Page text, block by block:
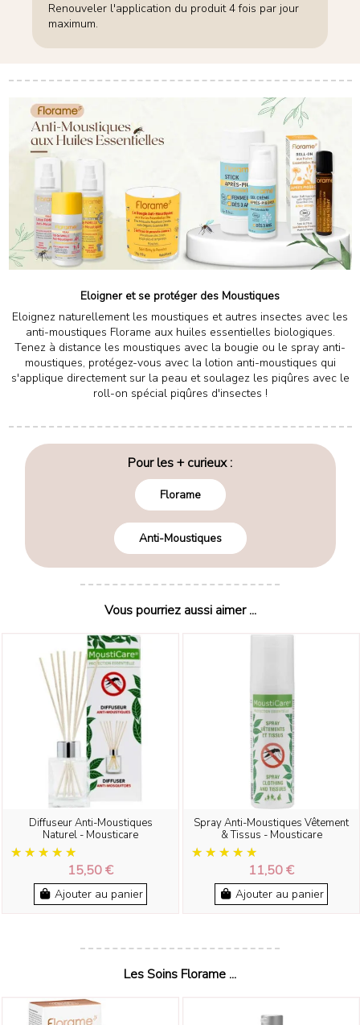
Renouveler l'application du produit 4 fois par jour
maximum.
Eloigner et se protéger des Moustiques
Eloignez naturellement les moustiques et autres insectes avec les
anti-moustiques Florame aux huiles essentielles biologiques.
Tenez à distance les moustiques avec la bougie ou le spray anti-
moustiques, protégez-vous avec la lotion anti-moustiques qui
s'applique directement sur la peau et soulagez les piqûres avec le
roll-on spécial piqûres d'insectes !
Pour les + curieux :
Florame
Anti-Moustiques
Vous pourriez aussi aimer ...
Diffuseur Anti-Moustiques
Naturel - Mousticare
15,50 €
Ajouter au panier
Spray Anti-Moustiques Vêtement
& Tissus - Mousticare
11,50 €
Ajouter au panier
Les Soins Florame ...